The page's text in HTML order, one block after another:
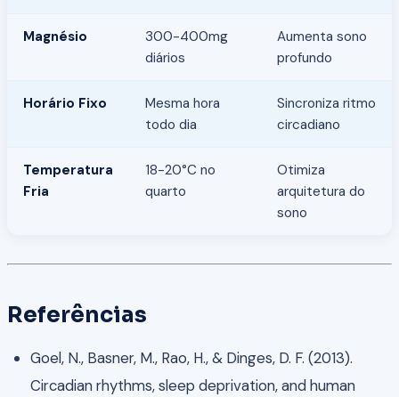
Magnésio
300-400mg
diários
Aumenta sono
profundo
Horário Fixo
Mesma hora
todo dia
Sincroniza ritmo
circadiano
Temperatura
Fria
18-20°C no
quarto
Otimiza
arquitetura do
sono
Referências
Goel, N., Basner, M., Rao, H., & Dinges, D. F. (2013).
Circadian rhythms, sleep deprivation, and human